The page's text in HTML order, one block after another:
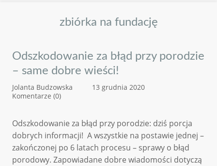
zbiórka na fundację
Odszkodowanie za błąd przy porodzie
– same dobre wieści!
Jolanta Budzowska
13 grudnia 2020
Komentarze (0)
Odszkodowanie za błąd przy porodzie: dziś porcja
dobrych informacji! A wszystkie na postawie jednej –
zakończonej po 6 latach procesu – sprawy o błąd
porodowy. Zapowiadane dobre wiadomości dotyczą